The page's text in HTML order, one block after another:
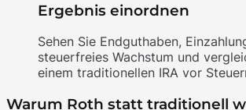
Ergebnis einordnen
Sehen Sie Endguthaben,
steuerfreies Wachstum und
einem traditionellen IRA vor
Warum Roth statt traditionell